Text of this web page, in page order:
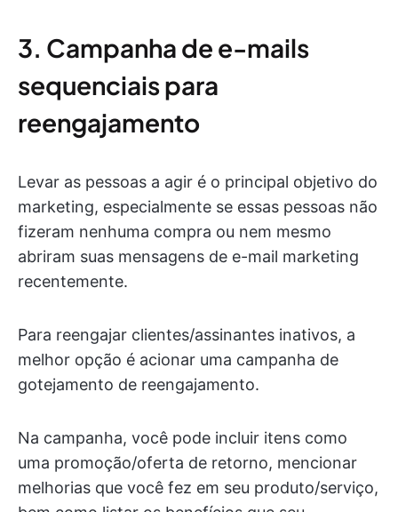
3. Campanha de e-mails
sequenciais para
reengajamento
Levar as pessoas a agir é o principal objetivo do
marketing, especialmente se essas pessoas não
fizeram nenhuma compra ou nem mesmo
abriram suas mensagens de e-mail marketing
recentemente.
Para reengajar clientes/assinantes inativos, a
melhor opção é acionar uma campanha de
gotejamento de reengajamento.
Na campanha, você pode incluir itens como
uma promoção/oferta de retorno, mencionar
melhorias que você fez em seu produto/serviço,